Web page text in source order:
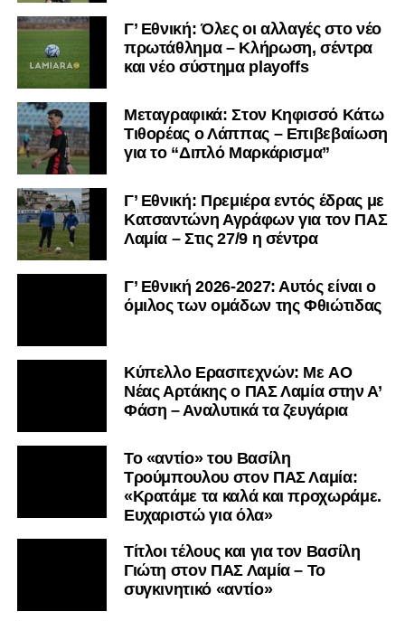
Γ’ Εθνική: Όλες οι αλλαγές στο νέο
πρωτάθλημα – Κλήρωση, σέντρα
και νέο σύστημα playoffs
Μεταγραφικά: Στον Κηφισσό Κάτω
Τιθορέας ο Λάππας – Επιβεβαίωση
για το “Διπλό Μαρκάρισμα”
Γ’ Εθνική: Πρεμιέρα εντός έδρας με
Κατσαντώνη Αγράφων για τον ΠΑΣ
Λαμία – Στις 27/9 η σέντρα
Γ’ Εθνική 2026-2027: Αυτός είναι ο
όμιλος των ομάδων της Φθιώτιδας
Kύπελλο Ερασιτεχνών: Με AO
Nέας Αρτάκης ο ΠΑΣ Λαμία στην Α’
Φάση – Αναλυτικά τα ζευγάρια
Το «αντίο» του Βασίλη
Τρούμπουλου στον ΠΑΣ Λαμία:
«Κρατάμε τα καλά και προχωράμε.
Ευχαριστώ για όλα»
Τίτλοι τέλους και για τον Βασίλη
Γιώτη στον ΠΑΣ Λαμία – Το
συγκινητικό «αντίο»